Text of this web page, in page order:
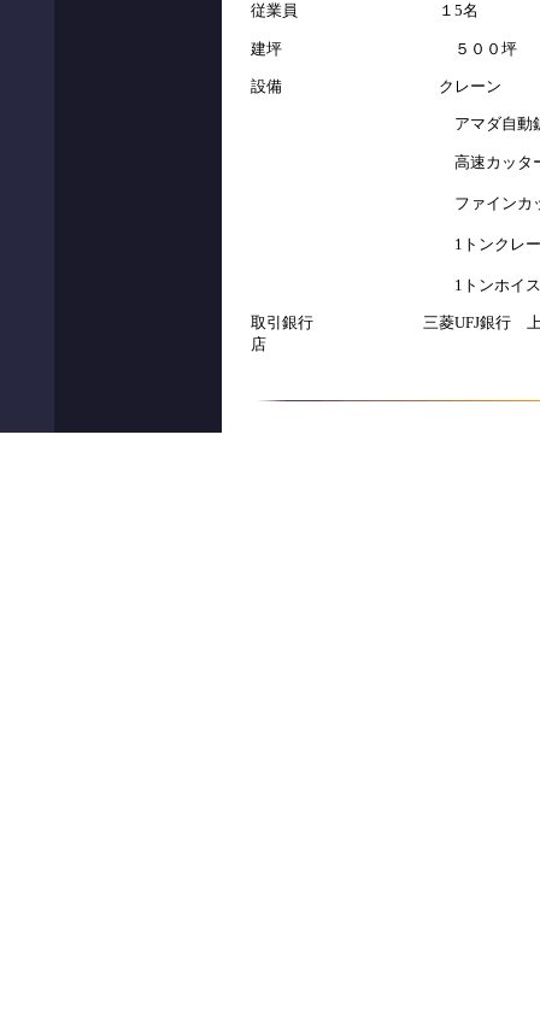
従業員 １5名
建坪 ５００坪
設備 クレー
アマダ自動
高速カッタ
ファインカッタ
1トンクレー
1トンホイス
取引銀行 三菱UFJ銀行 上